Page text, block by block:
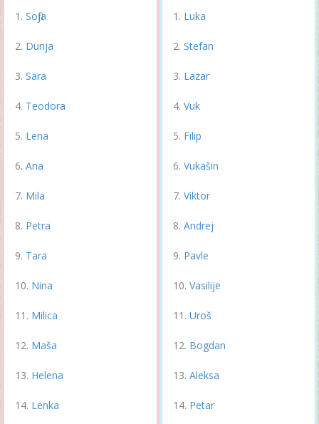
Sofija
Dunja
Sara
Teodora
Lena
Ana
Mila
Petra
Tara
Nina
Milica
Maša
Helena
Lenka
Luka
Stefan
Lazar
Vuk
Filip
Vukašin
Viktor
Andrej
Pavle
Vasilije
Uroš
Bogdan
Aleksa
Petar